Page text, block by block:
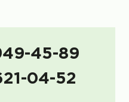
45-89
04-52